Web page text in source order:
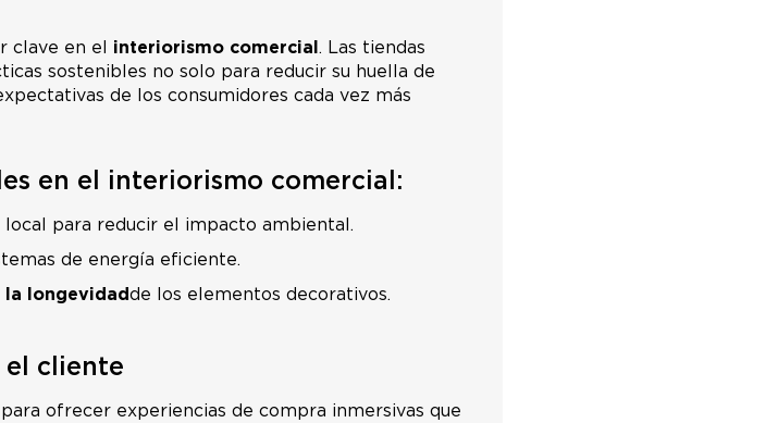
clave en el interiorismo comercial . Las tiendas
sostenibles no solo para reducir su huella de
de los consumidores cada vez más
en el interiorismo comercial:
local para reducir el impacto ambiental.
de energía eficiente.
longevidadde los elementos decorativos.
el cliente
ofrecer experiencias de compra inmersivas que